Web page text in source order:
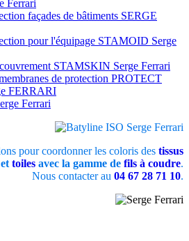
Ferrari
façades de bâtiments SERGE
pour l'équipage STAMOID Serge
STAMSKIN Serge Ferrari
de protection PROTECT
FERRARI
Ferrari
pour coordonner les coloris des tissus
et toiles avec la gamme de fils à coudre.
Nous contacter au 04 67 28 71 10.